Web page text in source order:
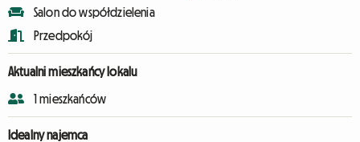
Salon do współdzielenia
Przedpokój
Aktualni mieszkańcy lokalu
1 mieszkańców
Idealny najemca